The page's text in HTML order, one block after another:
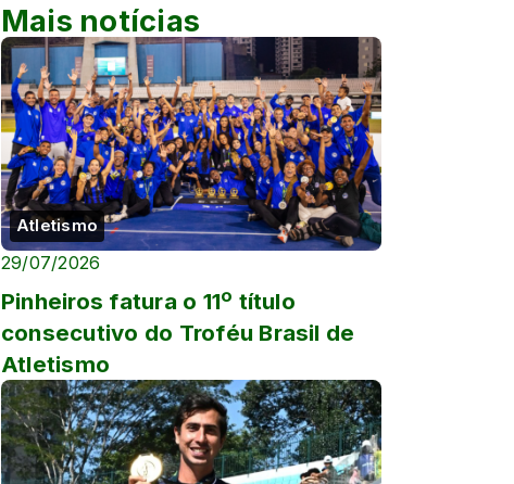
Mais notícias
Atletismo
29/07/2026
Pinheiros fatura o 11º título
consecutivo do Troféu Brasil de
Atletismo